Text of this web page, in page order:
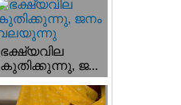
ഭക്ഷ്യവില
കുതിക്കുന്നു, ജ...